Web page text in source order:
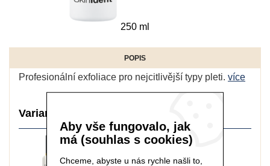
250 ml
POPIS
Profesionální exfoliace pro nejcitlivější typy pleti. více
Varianty balení:
Aby vše fungovalo, jak
má (souhlas s cookies)
Chceme, abyste u nás rychle našli to,